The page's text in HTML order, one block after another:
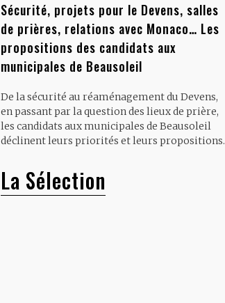
Sécurité, projets pour le Devens, salles
de prières, relations avec Monaco… Les
propositions des candidats aux
municipales de Beausoleil
De la sécurité au réaménagement du Devens,
en passant par la question des lieux de prière,
les candidats aux municipales de Beausoleil
déclinent leurs priorités et leurs propositions.
La Sélection